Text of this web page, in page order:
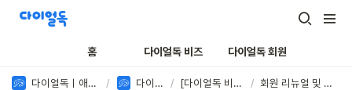
홈 다이얼독 비즈 다이얼독 회원
다이얼독ㅣ애견유치원 전용 서비스 / 다이얼독 비즈 / [다이얼독 비즈] 업데이트 / 회원 리뉴얼 및 이용권 히스토리